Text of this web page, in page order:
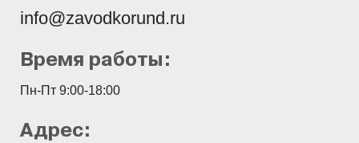
info@zavodkorund.ru
Время работы:
Пн-Пт 9:00-18:00
Адрес: